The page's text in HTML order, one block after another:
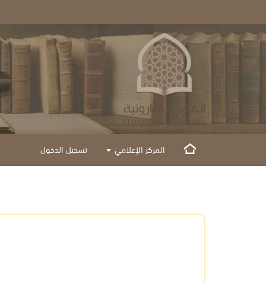
المركز الإعلامي تسجيل الدخول